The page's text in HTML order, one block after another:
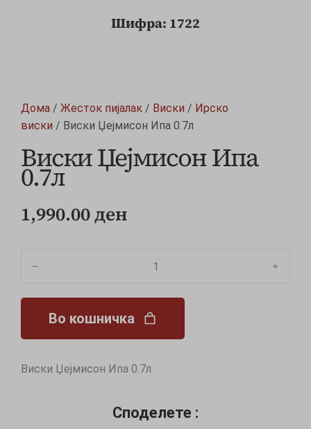
Шифра: 1722
Дома / Жесток пијалак / Виски / Ирско
виски / Виски Џејмисон Ипа 0.7л
Виски Џејмисон Ипа
0.7л
1,990.00ден
﹣ ﹢
Во кошничка
Виски Џејмисон Ипа 0.7л
Споделете :